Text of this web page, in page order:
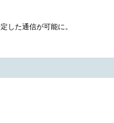
した通信が可能に。